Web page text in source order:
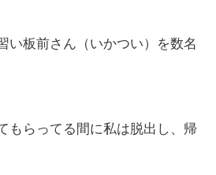
い板前さん（いかつい）を数名
もらってる間に私は脱出し、帰